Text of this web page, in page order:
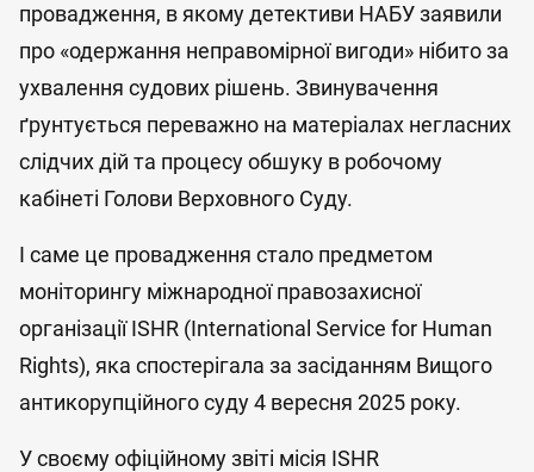
провадження, в якому детективи НАБУ заявили
про «одержання неправомірної вигоди» нібито за
ухвалення судових рішень. Звинувачення
ґрунтується переважно на матеріалах негласних
слідчих дій та процесу обшуку в робочому
кабінеті Голови Верховного Суду.
І саме це провадження стало предметом
моніторингу міжнародної правозахисної
організації ISHR (International Service for Human
Rights), яка спостерігала за засіданням Вищого
антикорупційного суду 4 вересня 2025 року.
У своєму офіційному звіті місія ISHR